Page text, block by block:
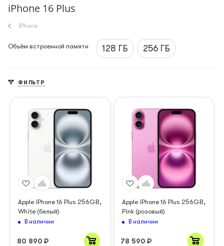
iPhone 16 Plus
iPhone
Объём встроенной памяти 128 ГБ 256 ГБ
ФИЛЬТР
Apple iPhone 16 Plus 256GB,
White (белый)
В наличии
80 890 ₽
Apple iPhone 16 Plus 256GB,
Pink (розовый)
В наличии
78 590 ₽